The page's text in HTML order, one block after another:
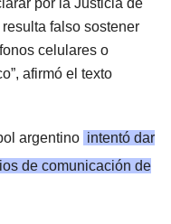
falso sostener
celulares o
afirmó el texto
argentino intentó dar
de comunicación de